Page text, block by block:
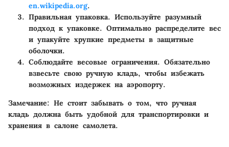
en.wikipedia.org.
Правильная упаковка. Используйте разумный
подход к упаковке. Оптимально распределите вес
и упакуйте хрупкие предметы в защитные
оболочки.
Соблюдайте весовые ограничения. Обязательно
взвесьте свою ручную кладь, чтобы избежать
возможных издержек на аэропорту.
Замечание: Не стоит забывать о том, что ручная
кладь должна быть удобной для транспортировки и
хранения в салоне самолета.